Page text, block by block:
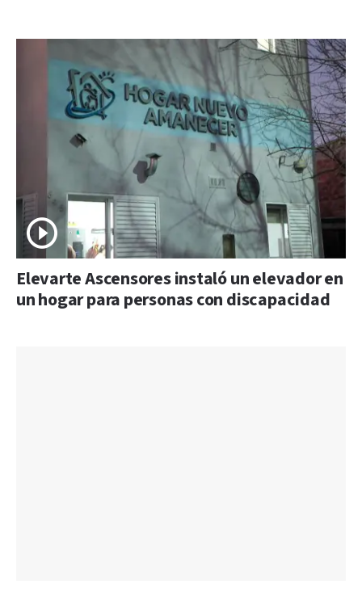
Elevarte Ascensores instaló un elevador en
un hogar para personas con discapacidad